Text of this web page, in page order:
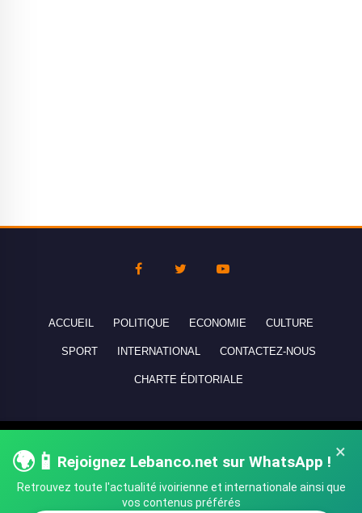
×
🌍📱 Rejoignez Lebanco.net sur WhatsApp !
Retrouvez toute l'actualité ivoirienne et internationale ainsi que
vos contenus préférés
ACCUEIL POLITIQUE ECONOMIE CULTURE
SPORT INTERNATIONAL CONTACTEZ-NOUS
CHARTE ÉDITORIALE
réservés - All rights reserved.